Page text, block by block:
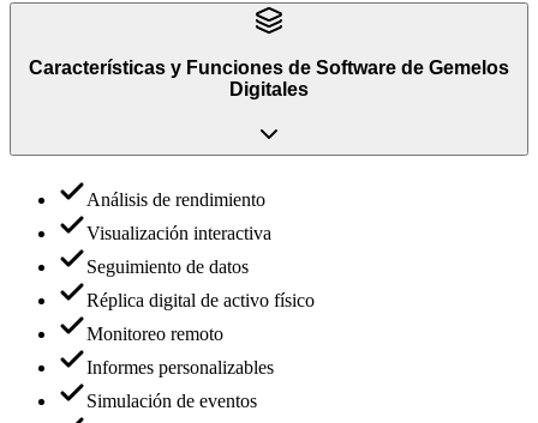
Características y Funciones de Software de Gemelos
Digitales
Análisis de rendimiento
Visualización interactiva
Seguimiento de datos
Réplica digital de activo físico
Monitoreo remoto
Informes personalizables
Simulación de eventos